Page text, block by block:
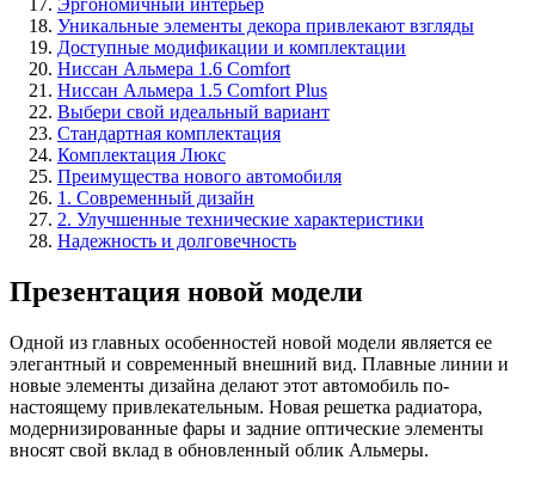
Уникальные элементы декора привлекают взгляды
Доступные модификации и комплектации
Ниссан Альмера 1.6 Comfort
Ниссан Альмера 1.5 Comfort Plus
Выбери свой идеальный вариант
Стандартная комплектация
Комплектация Люкс
Преимущества нового автомобиля
1. Современный дизайн
2. Улучшенные технические характеристики
Надежность и долговечность
Презентация новой модели
Одной из главных особенностей новой модели является ее
элегантный и современный внешний вид. Плавные линии и
новые элементы дизайна делают этот автомобиль по-
настоящему привлекательным. Новая решетка радиатора,
модернизированные фары и задние оптические элементы
вносят свой вклад в обновленный облик Альмеры.